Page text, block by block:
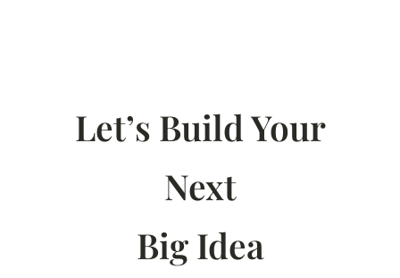
Let’s Build Your
Next
Big Idea